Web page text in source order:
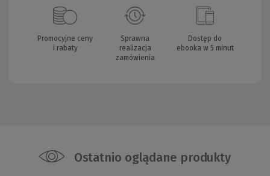
Promocyjne ceny
i rabaty
Sprawna
realizacja
zamówienia
Dostęp do
ebooka w 5 minut
Ostatnio oglądane produkty